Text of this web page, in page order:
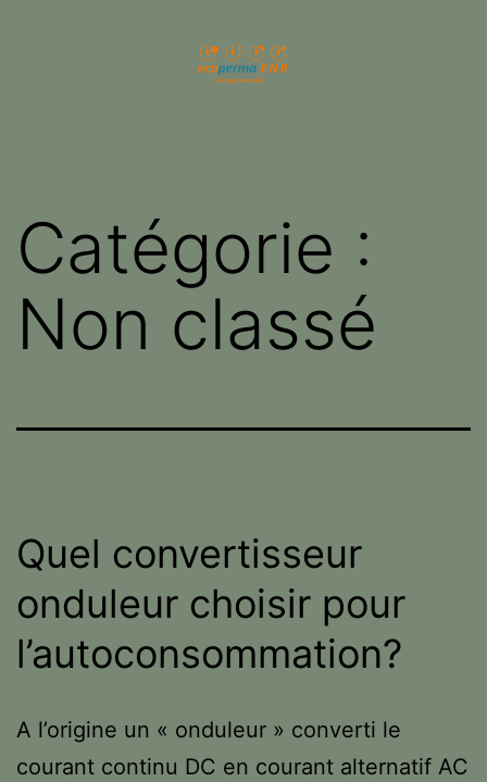
Catégorie :
Non classé
Quel convertisseur
onduleur choisir pour
l’autoconsommation?
A l’origine un « onduleur » converti le
courant continu DC en courant alternatif AC